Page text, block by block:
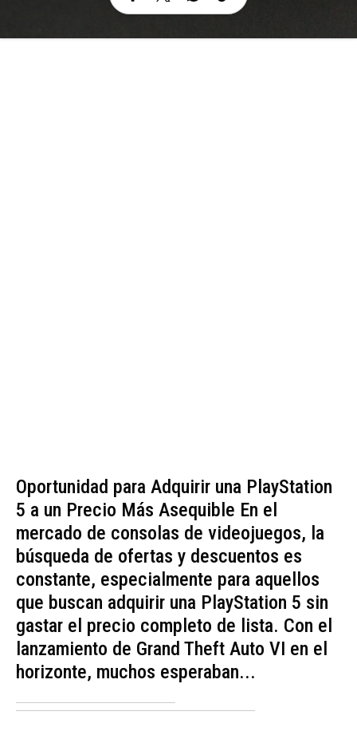
Oportunidad para Adquirir una PlayStation
5 a un Precio Más Asequible En el
mercado de consolas de videojuegos, la
búsqueda de ofertas y descuentos es
constante, especialmente para aquellos
que buscan adquirir una PlayStation 5 sin
gastar el precio completo de lista. Con el
lanzamiento de Grand Theft Auto VI en el
horizonte, muchos esperaban...